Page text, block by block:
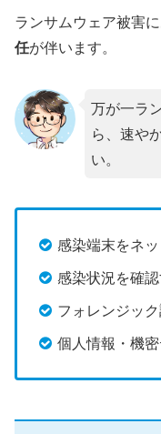
ランサムウェア被害に
任が伴います。
万が一ラ
ら、速や
い。
感染端末をネ
感染状況を確
フォレンジッ
個人情報・機